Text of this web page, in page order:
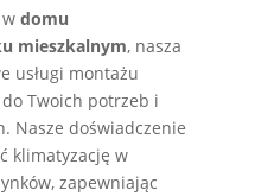
domu
mieszkalnym, nasza
usługi montażu
Twoich potrzeb i
Nasze doświadczenie
klimatyzację w
zapewniając